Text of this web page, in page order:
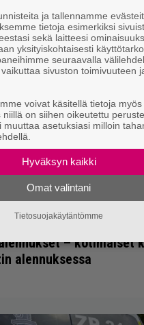
– kotimaiset
alennuksessa
ja tallennamme
tietoja esimerkiksi
sekä laitteesi
yksityiskohtaisesti
seuraavalla
sivuston toimivuuteen
voivat käsitellä tietoja myös
on siihen oikeutettu
muuttaa asetuksiasi milloin
Hyväksyn kaikki
Omat valintani
Tietosuojakäytäntömme